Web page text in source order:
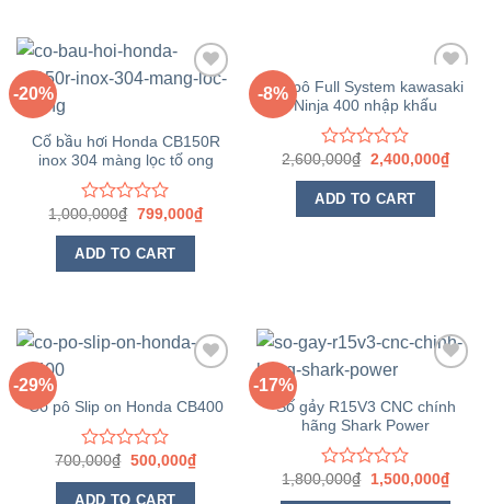
-20%
Cổ bầu hơi Honda CB150R
inox 304 màng lọc tổ ong
Rated
0
out
of
1,000,000₫ 799,000₫
ADD TO CART
-8%
Cổ pô Full System kawasaki
Ninja 400 nhập khẩu
Rated
0
out
of
2,600,000₫ 2,400,000₫
ADD TO CART
-29%
Yêu
thích
Cổ pô Slip on Honda CB400
Rated
0
out
700,000₫ 500,000₫
ADD TO CART
-17%
Yêu
thích
Số gảy R15V3 CNC chính
hãng Shark Power
Rated
0
1,800,000₫ 1,500,000₫